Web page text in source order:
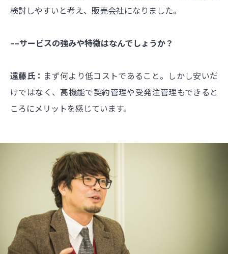
検討しやすいと考え、販売会社になりました。
––サービスの強みや特徴はなんでしょうか？
遠藤氏： まず何より低コストであること。しかし安いだ
けではなく、高機能で契約管理や受発注管理もできると
ころにメリットを感じています。